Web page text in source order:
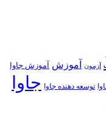
آزمون آموزش آموزش جاوا
توسعه دهنده جاوا جاوا